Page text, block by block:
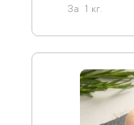
За 1 кг.